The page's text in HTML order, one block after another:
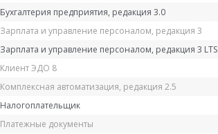
Бухгалтерия предприятия, редакция 3.0
Зарплата и управление персоналом, редакция 3
Зарплата и управление персоналом, редакция 3 LTS
Клиент ЭДО 8
Комплексная автоматизация, редакция 2.5
Налогоплательщик
Платежные документы